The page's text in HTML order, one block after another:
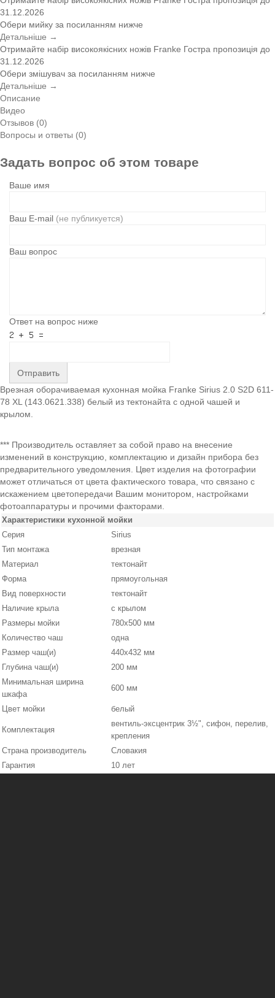
31.12.2026
Обери мийку за посиланням нижче
Детальніше →
Отримайте набір високоякісних ножів Franke Гостра пропозиція до
31.12.2026
Обери змішувач за посиланням нижче
Детальніше →
Описание
Видео
Отзывов (0)
Вопросы и ответы (0)
Задать вопрос об этом товаре
Ваше имя
Ваш E-mail (не публикуется)
Ваш вопрос
Ответ на вопрос ниже
Отправить
Врезная оборачиваемая кухонная мойка Franke Sirius 2.0 S2D 611-
78 XL (143.0621.338) белый из тектонайта с одной чашей и
крылом.
*** Производитель оставляет за собой право на внесение
изменений в конструкцию, комплектацию и дизайн прибора без
предварительного уведомления. Цвет изделия на фотографии
может отличаться от цвета фактического товара, что связано с
искажением цветопередачи Вашим монитором, настройками
фотоаппаратуры и прочими факторами.
Характеристики кухонной мойки
Серия
Sirius
Тип монтажа
врезная
Материал
тектонайт
Форма
прямоугольная
Вид поверхности
тектонайт
Наличие крыла
с крылом
Размеры мойки
780х500 мм
Количество чаш
одна
Размер чаш(и)
440х432 мм
Глубина чаш(и)
200 мм
Минимальная ширина
шкафа
600 мм
Цвет мойки белый
Комплектация
вентиль-эксцентрик 3½", сифон, перелив,
крепления
Страна производитель
Словакия
Гарантия
10 лет